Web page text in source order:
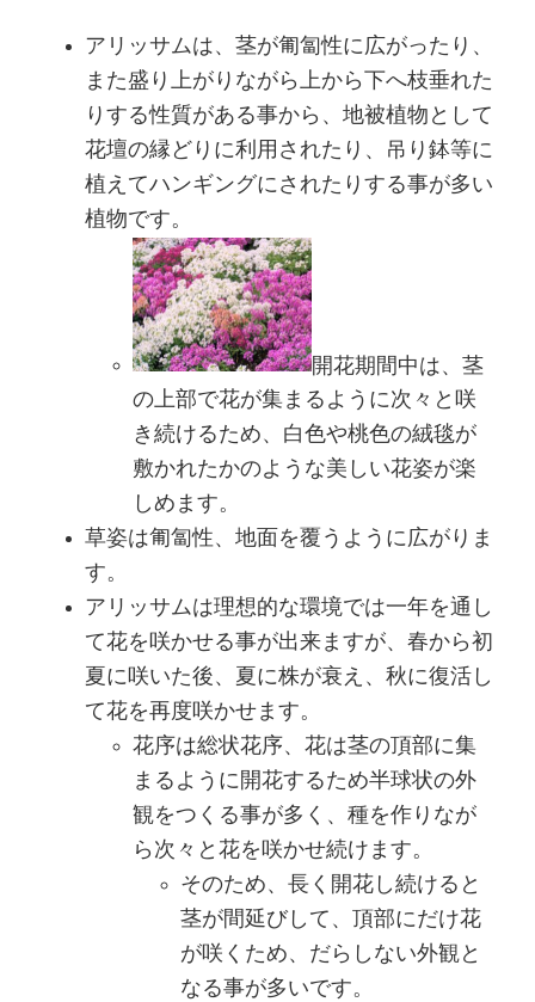
アリッサムは、茎が匍匐性に広がったり、
また盛り上がりながら上から下へ枝垂れた
りする性質がある事から、地被植物として
花壇の縁どりに利用されたり、吊り鉢等に
植えてハンギングにされたりする事が多い
植物です。
開花期間中は、茎
の上部で花が集まるように次々と咲
き続けるため、白色や桃色の絨毯が
敷かれたかのような美しい花姿が楽
しめます。
草姿は匍匐性、地面を覆うように広がりま
す。
アリッサムは理想的な環境では一年を通し
て花を咲かせる事が出来ますが、春から初
夏に咲いた後、夏に株が衰え、秋に復活し
て花を再度咲かせます。
花序は総状花序、花は茎の頂部に集
まるように開花するため半球状の外
観をつくる事が多く、種を作りなが
ら次々と花を咲かせ続けます。
そのため、長く開花し続けると
茎が間延びして、頂部にだけ花
が咲くため、だらしない外観と
なる事が多いです。